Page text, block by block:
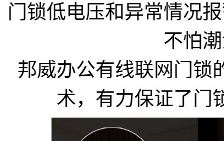
门锁低电压和异常情况
不怕
邦威办公有线联网门锁
术，有力保证了门